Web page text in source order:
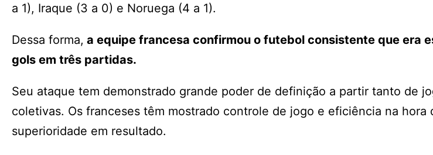
a 1), Iraque (3 a 0) e Noruega (4 a 1).
Dessa forma, a equipe francesa confirmou o futebol consistente que era
gols em três partidas.
Seu ataque tem demonstrado grande poder de definição a partir tanto de
coletivas. Os franceses têm mostrado controle de jogo e eficiência na hora
superioridade em resultado.